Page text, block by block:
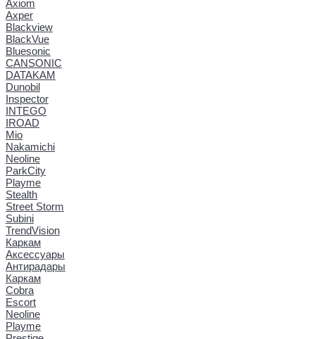
Axiom
Axper
Blackview
BlackVue
Bluesonic
CANSONIC
DATAKAM
Dunobil
Inspector
INTEGO
IROAD
Mio
Nakamichi
Neoline
ParkCity
Playme
Stealth
Street Storm
Subini
TrendVision
Каркам
Аксессуары
Антирадары
Каркам
Cobra
Escort
Neoline
Playme